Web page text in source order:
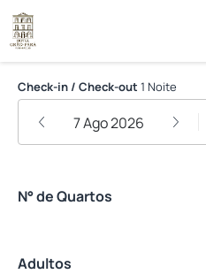
Hotel Grão Pará
Check-in / Check-out 1 Noite
7 Ago 2026
N° de Quartos
Adultos